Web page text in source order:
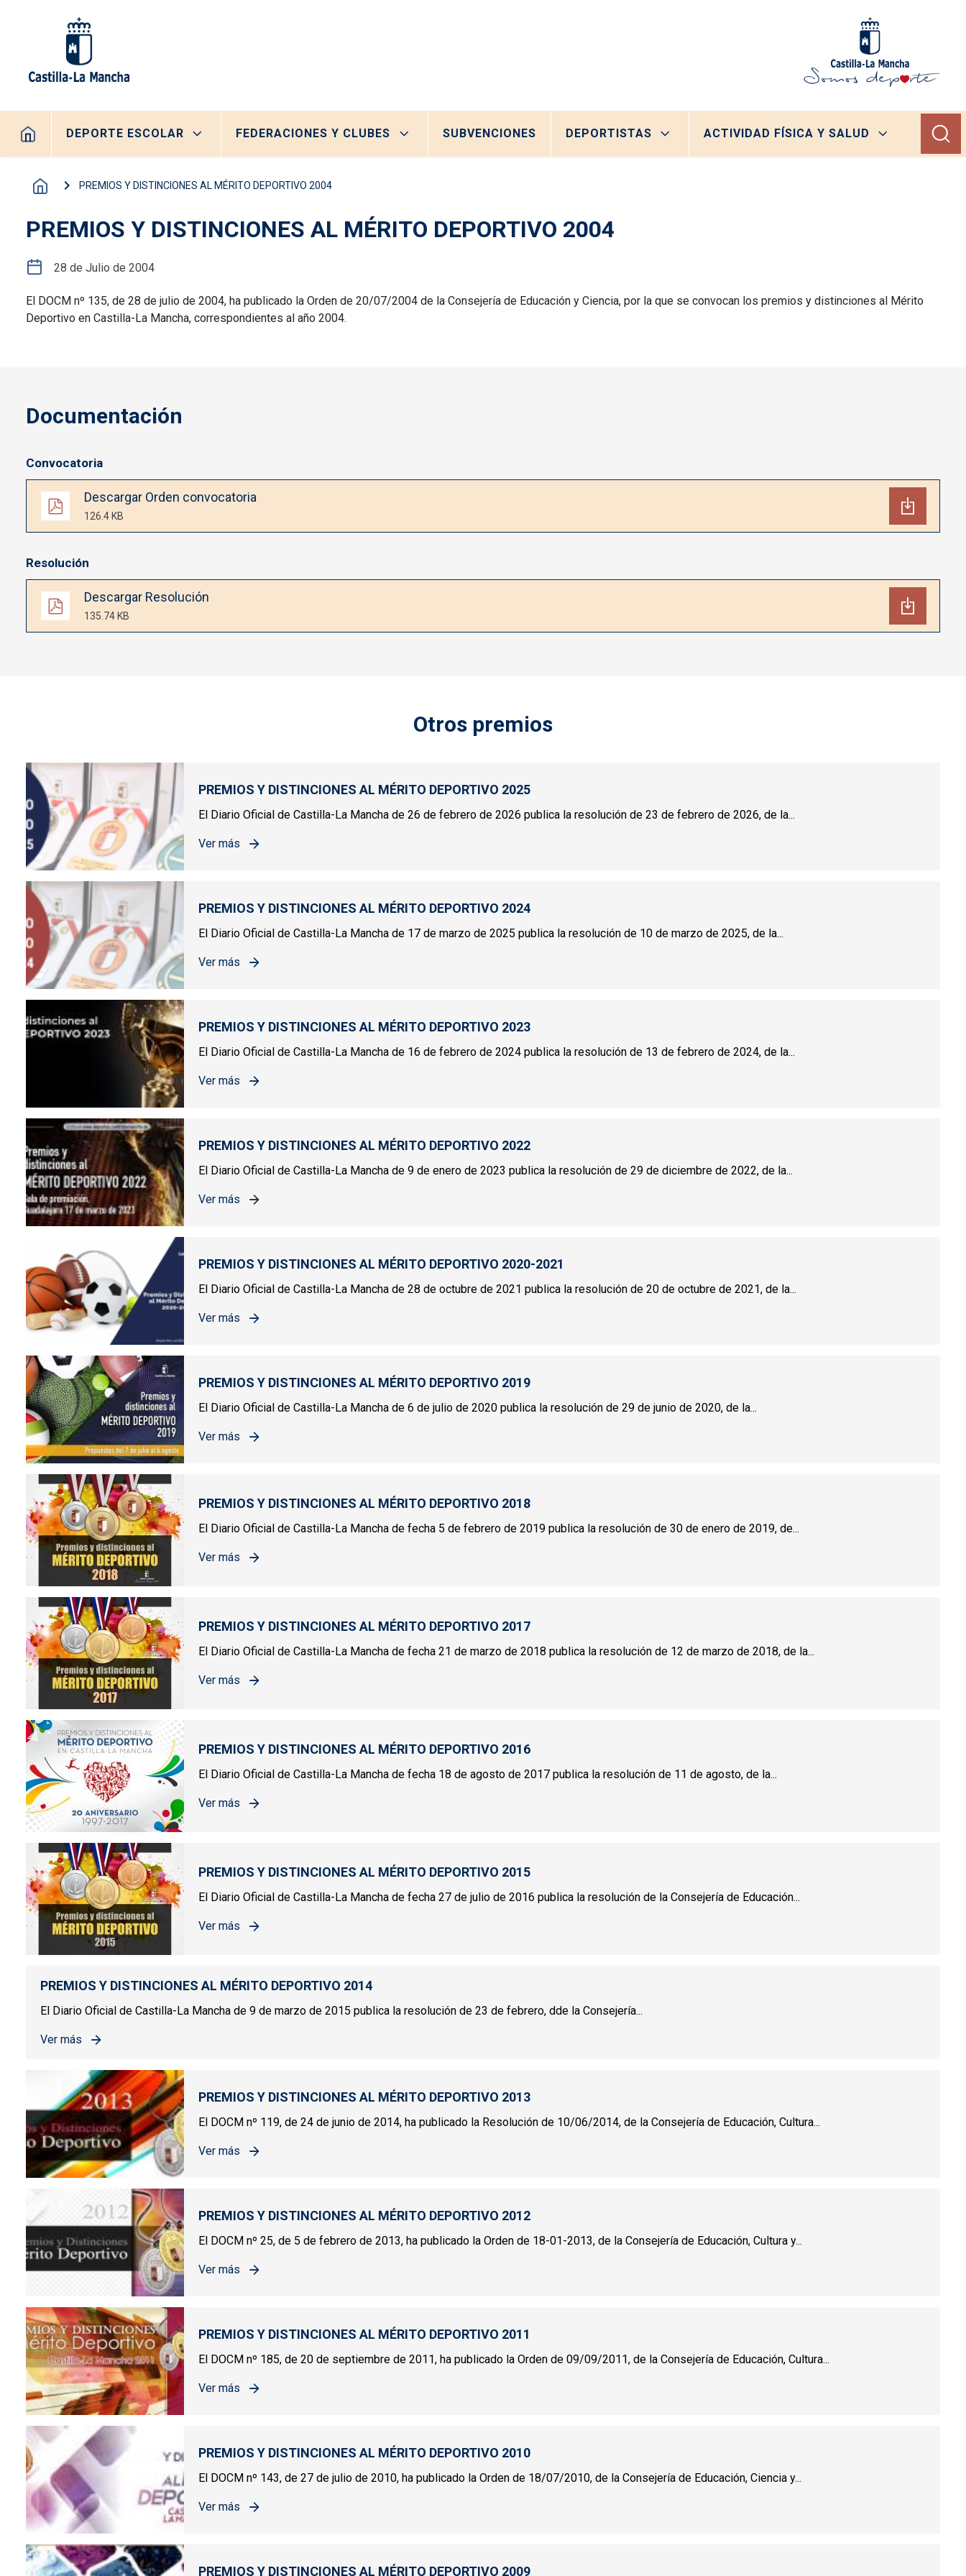
Navegación principal
DEPORTE ESCOLAR FEDERACIONES Y CLUBES SUBVENCIONES DEPORTISTAS ACTIVIDAD FÍSICA Y SALUD
PREMIOS Y DISTINCIONES AL MÉRITO DEPORTIVO 2004
PREMIOS Y DISTINCIONES AL MÉRITO DEPORTIVO 2004
28 de Julio de 2004
El DOCM nº 135, de 28 de julio de 2004, ha publicado la Orden de 20/07/2004 de la Consejería de Educación y Ciencia, por la que se convocan los premios y distinciones al Mérito
Deportivo en Castilla-La Mancha, correspondientes al año 2004.
Documentación
Convocatoria
Descargar Orden convocatoria
126.4 KB
Resolución
Descargar Resolución
135.74 KB
Otros premios
PREMIOS Y DISTINCIONES AL MÉRITO DEPORTIVO 2025
El Diario Oficial de Castilla-La Mancha de 26 de febrero de 2026 publica la resolución de 23 de febrero de 2026, de la...
Ver más
sobre PREMIOS Y DISTINCIONES AL MÉRITO DEPORTIVO 2025
PREMIOS Y DISTINCIONES AL MÉRITO DEPORTIVO 2024
El Diario Oficial de Castilla-La Mancha de 17 de marzo de 2025 publica la resolución de 10 de marzo de 2025, de la...
Ver más
sobre PREMIOS Y DISTINCIONES AL MÉRITO DEPORTIVO 2024
PREMIOS Y DISTINCIONES AL MÉRITO DEPORTIVO 2023
El Diario Oficial de Castilla-La Mancha de 16 de febrero de 2024 publica la resolución de 13 de febrero de 2024, de la...
Ver más
sobre PREMIOS Y DISTINCIONES AL MÉRITO DEPORTIVO 2023
PREMIOS Y DISTINCIONES AL MÉRITO DEPORTIVO 2022
El Diario Oficial de Castilla-La Mancha de 9 de enero de 2023 publica la resolución de 29 de diciembre de 2022, de la...
Ver más
sobre PREMIOS Y DISTINCIONES AL MÉRITO DEPORTIVO 2022
PREMIOS Y DISTINCIONES AL MÉRITO DEPORTIVO 2020-2021
El Diario Oficial de Castilla-La Mancha de 28 de octubre de 2021 publica la resolución de 20 de octubre de 2021, de la...
Ver más
sobre PREMIOS Y DISTINCIONES AL MÉRITO DEPORTIVO 2020-2021
PREMIOS Y DISTINCIONES AL MÉRITO DEPORTIVO 2019
El Diario Oficial de Castilla-La Mancha de 6 de julio de 2020 publica la resolución de 29 de junio de 2020, de la...
Ver más
sobre PREMIOS Y DISTINCIONES AL MÉRITO DEPORTIVO 2019
PREMIOS Y DISTINCIONES AL MÉRITO DEPORTIVO 2018
El Diario Oficial de Castilla-La Mancha de fecha 5 de febrero de 2019 publica la resolución de 30 de enero de 2019, de...
Ver más
sobre PREMIOS Y DISTINCIONES AL MÉRITO DEPORTIVO 2018
PREMIOS Y DISTINCIONES AL MÉRITO DEPORTIVO 2017
El Diario Oficial de Castilla-La Mancha de fecha 21 de marzo de 2018 publica la resolución de 12 de marzo de 2018, de la...
Ver más
sobre PREMIOS Y DISTINCIONES AL MÉRITO DEPORTIVO 2017
PREMIOS Y DISTINCIONES AL MÉRITO DEPORTIVO 2016
El Diario Oficial de Castilla-La Mancha de fecha 18 de agosto de 2017 publica la resolución de 11 de agosto, de la...
Ver más
sobre PREMIOS Y DISTINCIONES AL MÉRITO DEPORTIVO 2016
PREMIOS Y DISTINCIONES AL MÉRITO DEPORTIVO 2015
El Diario Oficial de Castilla-La Mancha de fecha 27 de julio de 2016 publica la resolución de la Consejería de Educación...
Ver más
sobre PREMIOS Y DISTINCIONES AL MÉRITO DEPORTIVO 2015
PREMIOS Y DISTINCIONES AL MÉRITO DEPORTIVO 2014
El Diario Oficial de Castilla-La Mancha de 9 de marzo de 2015 publica la resolución de 23 de febrero, dde la Consejería...
Ver más
sobre PREMIOS Y DISTINCIONES AL MÉRITO DEPORTIVO 2014
PREMIOS Y DISTINCIONES AL MÉRITO DEPORTIVO 2013
El DOCM nº 119, de 24 de junio de 2014, ha publicado la Resolución de 10/06/2014, de la Consejería de Educación, Cultura...
Ver más
sobre PREMIOS Y DISTINCIONES AL MÉRITO DEPORTIVO 2013
PREMIOS Y DISTINCIONES AL MÉRITO DEPORTIVO 2012
El DOCM nº 25, de 5 de febrero de 2013, ha publicado la Orden de 18-01-2013, de la Consejería de Educación, Cultura y...
Ver más
sobre PREMIOS Y DISTINCIONES AL MÉRITO DEPORTIVO 2012
PREMIOS Y DISTINCIONES AL MÉRITO DEPORTIVO 2011
El DOCM nº 185, de 20 de septiembre de 2011, ha publicado la Orden de 09/09/2011, de la Consejería de Educación, Cultura...
Ver más
sobre PREMIOS Y DISTINCIONES AL MÉRITO DEPORTIVO 2011
PREMIOS Y DISTINCIONES AL MÉRITO DEPORTIVO 2010
El DOCM nº 143, de 27 de julio de 2010, ha publicado la Orden de 18/07/2010, de la Consejería de Educación, Ciencia y...
Ver más
sobre PREMIOS Y DISTINCIONES AL MÉRITO DEPORTIVO 2010
PREMIOS Y DISTINCIONES AL MÉRITO DEPORTIVO 2009